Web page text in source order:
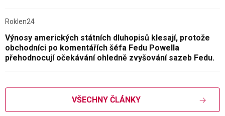
Roklen24
Výnosy amerických státních dluhopisů klesají, protože
obchodníci po komentářích šéfa Fedu Powella
přehodnocují očekávání ohledně zvyšování sazeb Fedu.
VŠECHNY ČLÁNKY